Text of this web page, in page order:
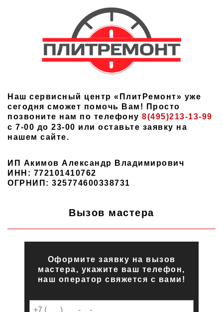
Наш сервисный центр «ПлитРемонт» уже
сегодня сможет помочь Вам! Просто
позвоните нам по телефону 8(495)213-13-99
с 7-00 до 23-00 или оставьте заявку на
нашем сайте.
ИП Акимов Александр Владимирович
ИНН: 772101410762
ОГРНИП: 325774600338731
Вызов мастера
Оформите заявку на вызов
мастера, укажите ваш телефон,
наш оператор свяжется с вами!